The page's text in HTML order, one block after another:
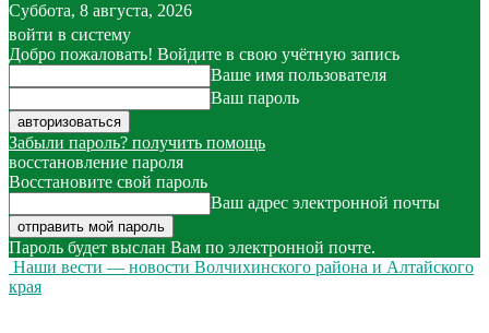
Суббота, 8 августа, 2026
войти в систему
Добро пожаловать! Войдите в свою учётную запись
Ваше имя пользователя
Ваш пароль
Забыли пароль? получить помощь
восстановление пароля
Восстановите свой пароль
Ваш адрес электронной почты
Пароль будет выслан Вам по электронной почте.
Наши вести — новости Волчихинского района и Алтайского
края